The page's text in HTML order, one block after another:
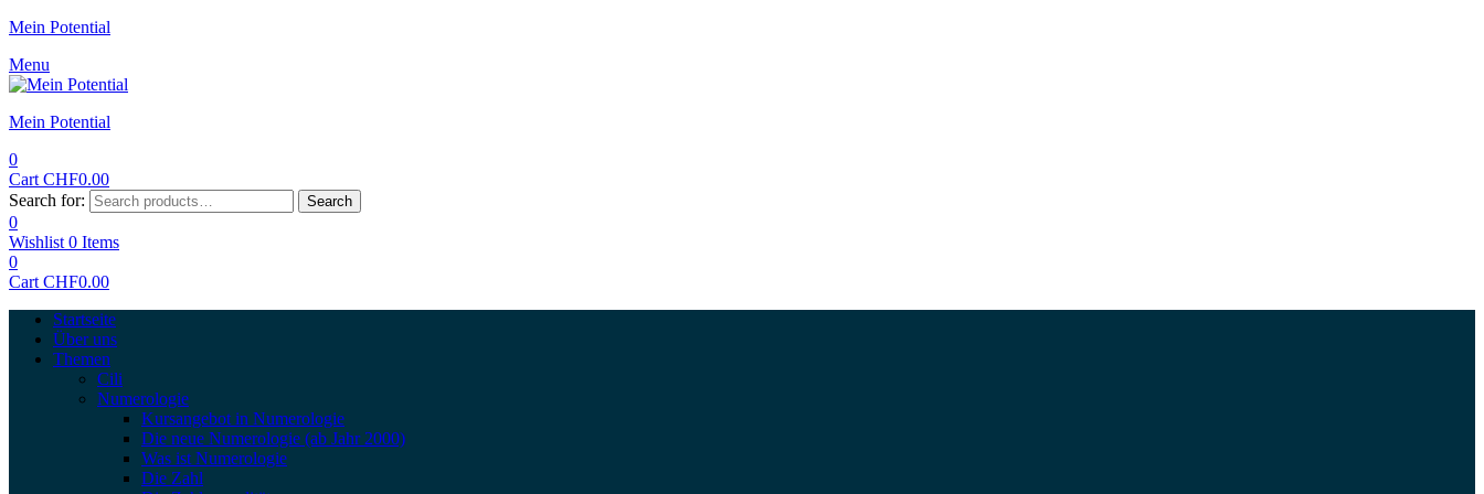
Mein Potential
Menu
Mein Potential
0
Cart CHF0.00
Search for:
Search
0
Wishlist 0 Items
0
Cart CHF0.00
Startseite
Über uns
Themen
Cili
Numerologie
Kursangebot in Numerologie
Die neue Numerologie (ab Jahr 2000)
Was ist Numerologie
Die Zahl